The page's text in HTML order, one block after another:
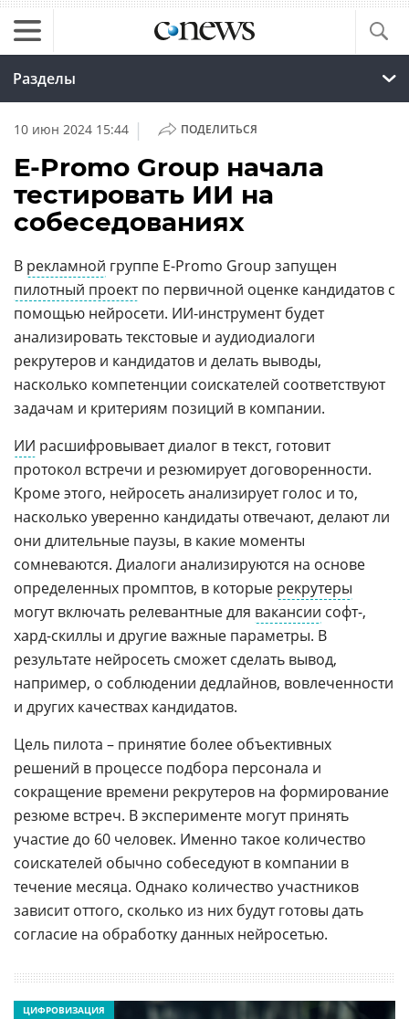
Разделы
10 июн 2024 15:44 | ПОДЕЛИТЬСЯ
E-Promo Group начала
тестировать ИИ на
собеседованиях
В рекламной группе E-Promo Group запущен
пилотный проектпо первичной оценке кандидатов с
помощью нейросети. ИИ-инструмент будет
анализировать текстовые и аудиодиалоги
рекрутеров и кандидатов и делать выводы,
насколько компетенции соискателей соответствуют
задачам и критериям позиций в компании.
ИИ расшифровывает диалог в текст, готовит
протокол встречи и резюмирует договоренности.
Кроме этого, нейросеть анализирует голос и то,
насколько уверенно кандидаты отвечают, делают ли
они длительные паузы, в какие моменты
сомневаются. Диалоги анализируются на основе
определенных промптов, в которые рекрутеры
могут включать релевантные для вакансии софт-,
хард-скиллы и другие важные параметры. В
результате нейросеть сможет сделать вывод,
например, о соблюдении дедлайнов, вовлеченности
и других качествах кандидатов.
Цель пилота – принятие более объективных
решений в процессе подбора персонала и
сокращение времени рекрутеров на формирование
резюме встреч. В эксперименте могут принять
участие до 60 человек. Именно такое количество
соискателей обычно собеседуют в компании в
течение месяца. Однако количество участников
зависит оттого, сколько из них будут готовы дать
согласие на обработку данных нейросетью.
ЦИФРОВИЗАЦИЯ